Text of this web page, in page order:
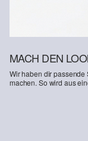
MACH DEN
Wir haben dir passende
machen. So wird aus